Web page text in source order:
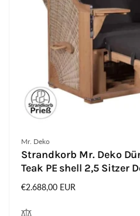
Anbieter:
Mr. Deko
Strandkorb Mr. Deko
Teak PE shell 2,5 Sitzer
Normaler
€2.688,00 EUR